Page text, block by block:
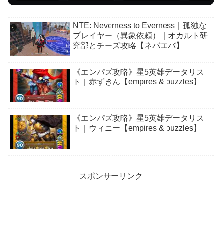
NTE: Neverness to Everness｜孤独な
プレイヤー（異象依頼）｜オカルト研
究部とチーズ攻略【ネバエバ】
《エンパズ攻略》星5英雄データリス
ト｜赤ずきん【empires & puzzles】
《エンパズ攻略》星5英雄データリス
ト｜ウィニー【empires & puzzles】
スポンサーリンク